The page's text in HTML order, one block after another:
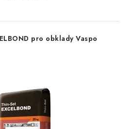
pro obklady Vaspo